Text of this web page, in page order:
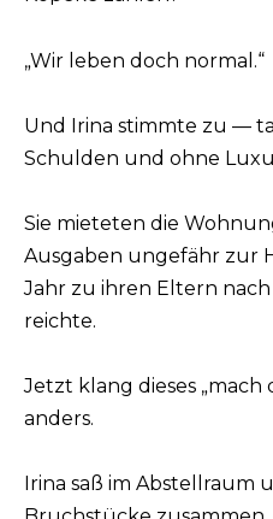
„Wir leben doch normal.“
Und Irina stimmte zu —
Schulden und ohne
Sie mieteten die
Ausgaben ungefähr zur
Jahr zu ihren Eltern nach
reichte.
Jetzt klang dieses „mach
anders.
Irina saß im Abstellraum